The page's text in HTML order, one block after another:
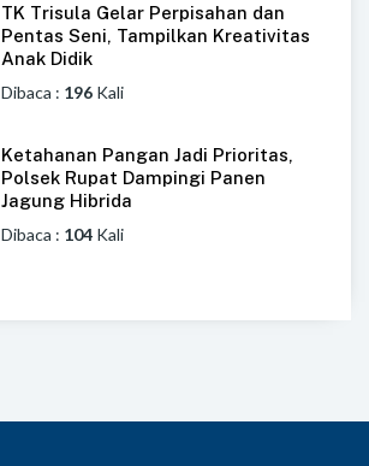
TK Trisula Gelar Perpisahan dan
Pentas Seni, Tampilkan Kreativitas
Anak Didik
Dibaca : 196 Kali
Ketahanan Pangan Jadi Prioritas,
Polsek Rupat Dampingi Panen
Jagung Hibrida
Dibaca : 104 Kali